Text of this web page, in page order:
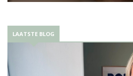
LAATSTE BLOG